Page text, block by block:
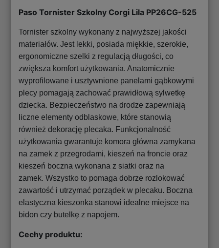
Paso Tornister Szkolny Corgi Lila PP26CG-525
Tornister szkolny wykonany z najwyższej jakości
materiałów. Jest lekki, posiada miękkie, szerokie,
ergonomiczne szelki z regulacją długości, co
zwiększa komfort użytkowania. Anatomicznie
wyprofilowane i usztywnione panelami gąbkowymi
plecy pomagają zachować prawidłową sylwetkę
dziecka. Bezpieczeństwo na drodze zapewniają
liczne elementy odblaskowe, które stanowią
również dekorację plecaka. Funkcjonalność
użytkowania gwarantuje komora główna zamykana
na zamek z przegrodami, kieszeń na froncie oraz
kieszeń boczna wykonana z siatki oraz na
zamek. Wszystko to pomaga dobrze rozlokować
zawartość i utrzymać porządek w plecaku. Boczna
elastyczna kieszonka stanowi idealne miejsce na
bidon czy butelkę z napojem.
Cechy produktu: